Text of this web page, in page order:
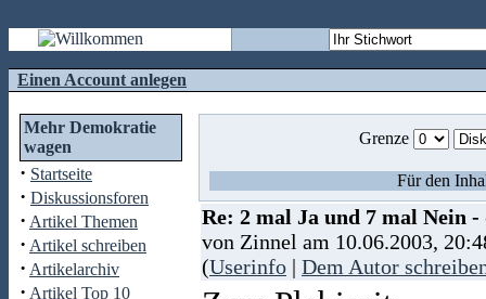
Einen Account anlegen
Mehr Demokratie
wagen
· Startseite
· Diskussionsforen
· Artikel Themen
· Artikel schreiben
· Artikelarchiv
· Artikel Top 10
Grenze
Für den
Re: 2 mal Ja und 7 mal Nein
von Zinnel am 10.06.2003,
(Userinfo | Dem Autor